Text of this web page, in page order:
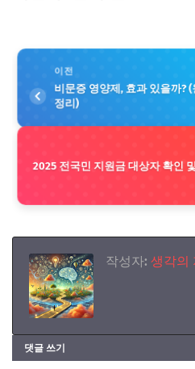
이전
비문증 영양제, 효과 있을까?
정리)
2025 전국민 지원금 대상자 확인
작성자: 생각의
댓글 쓰기